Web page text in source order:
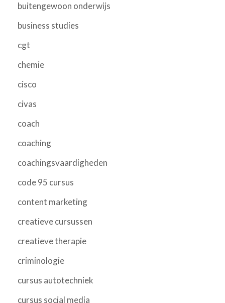
buitengewoon onderwijs
business studies
cgt
chemie
cisco
civas
coach
coaching
coachingsvaardigheden
code 95 cursus
content marketing
creatieve cursussen
creatieve therapie
criminologie
cursus autotechniek
cursus social media